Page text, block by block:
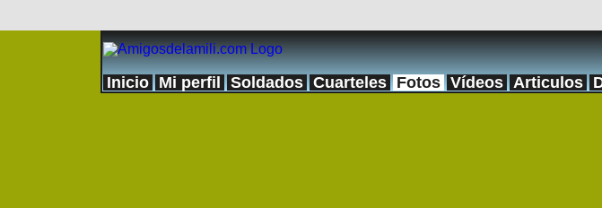
Inicio Mi perfil Soldados Cuarteles Fotos Vídeos Articulos